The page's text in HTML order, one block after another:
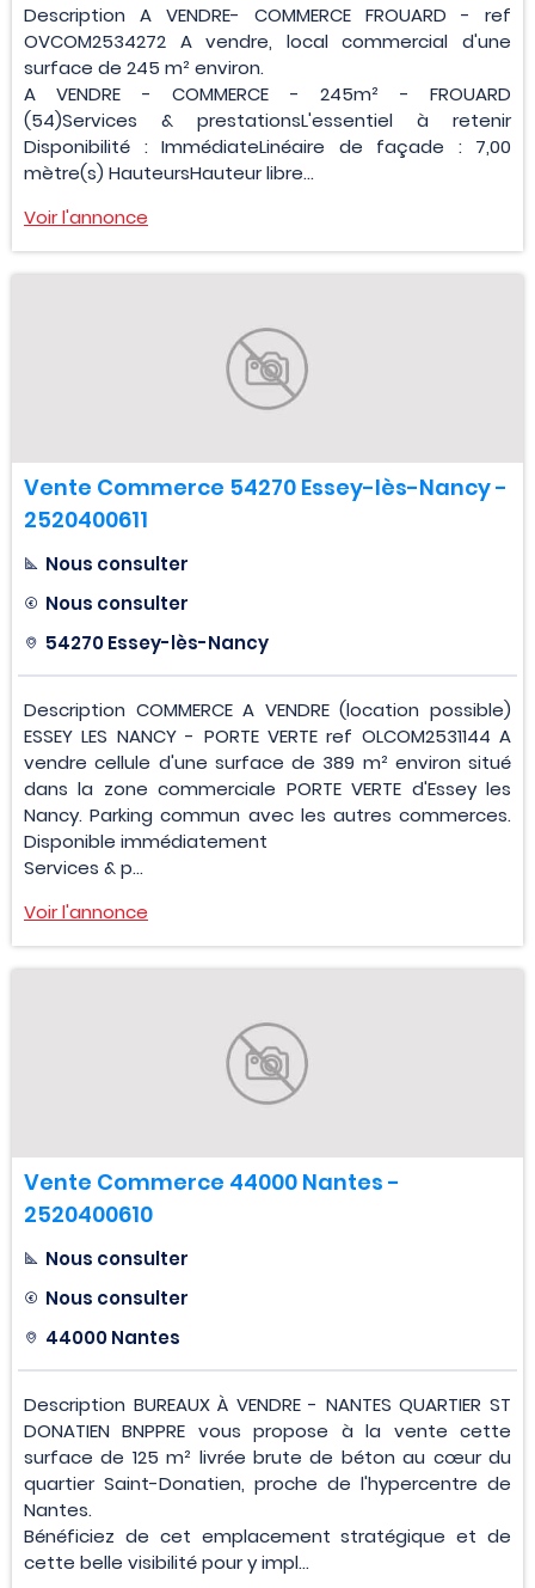
Description A VENDRE- COMMERCE FROUARD - ref
OVCOM2534272 A vendre, local commercial d'une
surface de 245 m² environ.
A VENDRE - COMMERCE - 245m² - FROUARD
(54)Services & prestationsL'essentiel à retenir
Disponibilité : ImmédiateLinéaire de façade : 7,00
mètre(s) HauteursHauteur libre...
Voir l'annonce
Vente Commerce 54270 Essey-lès-Nancy -
2520400611
Nous consulter
Nous consulter
54270 Essey-lès-Nancy
Description COMMERCE A VENDRE (location possible)
ESSEY LES NANCY - PORTE VERTE ref OLCOM2531144 A
vendre cellule d'une surface de 389 m² environ situé
dans la zone commerciale PORTE VERTE d'Essey les
Nancy. Parking commun avec les autres commerces.
Disponible immédiatement
Services & p...
Voir l'annonce
Vente Commerce 44000 Nantes -
2520400610
Nous consulter
Nous consulter
44000 Nantes
Description BUREAUX À VENDRE - NANTES QUARTIER ST
DONATIEN BNPPRE vous propose à la vente cette
surface de 125 m² livrée brute de béton au cœur du
quartier Saint-Donatien, proche de l'hypercentre de
Nantes.
Bénéficiez de cet emplacement stratégique et de
cette belle visibilité pour y impl...